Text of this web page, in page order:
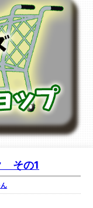
その1